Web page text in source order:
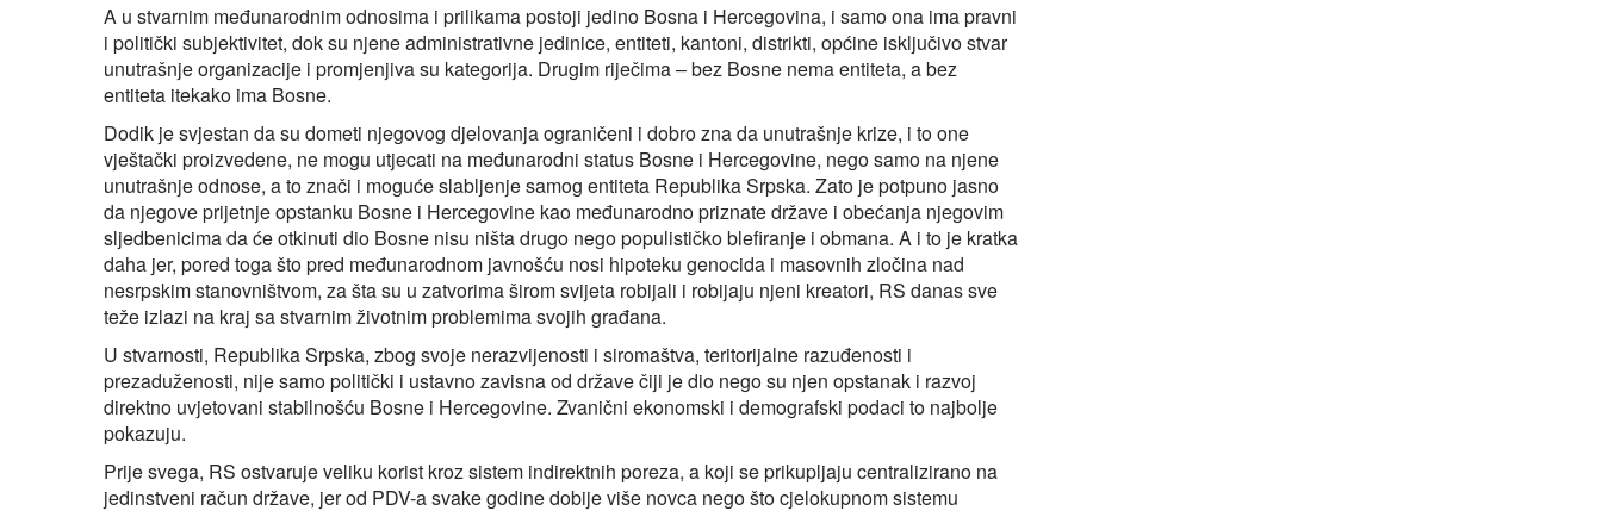
A u stvarnim međunarodnim odnosima i prilikama postoji jedino Bosna i Hercegovina, i samo ona ima pravni
i politički subjektivitet, dok su njene administrativne jedinice, entiteti, kantoni, distrikti, općine isključivo stvar
unutrašnje organizacije i promjenjiva su kategorija. Drugim riječima – bez Bosne nema entiteta, a bez
entiteta itekako ima Bosne.
Dodik je svjestan da su dometi njegovog djelovanja ograničeni i dobro zna da unutrašnje krize, i to one
vještački proizvedene, ne mogu utjecati na međunarodni status Bosne i Hercegovine, nego samo na njene
unutrašnje odnose, a to znači i moguće slabljenje samog entiteta Republika Srpska. Zato je potpuno jasno
da njegove prijetnje opstanku Bosne i Hercegovine kao međunarodno priznate države i obećanja njegovim
sljedbenicima da će otkinuti dio Bosne nisu ništa drugo nego populističko blefiranje i obmana. A i to je kratka
daha jer, pored toga što pred međunarodnom javnošću nosi hipoteku genocida i masovnih zločina nad
nesrpskim stanovništvom, za šta su u zatvorima širom svijeta robijali i robijaju njeni kreatori, RS danas sve
teže izlazi na kraj sa stvarnim životnim problemima svojih građana.
U stvarnosti, Republika Srpska, zbog svoje nerazvijenosti i siromaštva, teritorijalne razuđenosti i
prezaduženosti, nije samo politički i ustavno zavisna od države čiji je dio nego su njen opstanak i razvoj
direktno uvjetovani stabilnošću Bosne i Hercegovine. Zvanični ekonomski i demografski podaci to najbolje
pokazuju.
Prije svega, RS ostvaruje veliku korist kroz sistem indirektnih poreza, a koji se prikupljaju centralizirano na
jedinstveni račun države, jer od PDV-a svake godine dobije više novca nego što cjelokupnom sistemu